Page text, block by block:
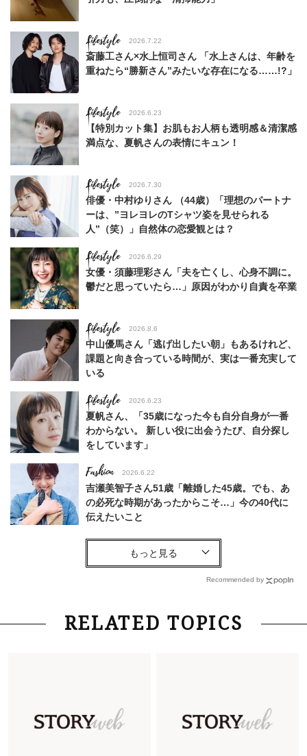
Lifestyle 2026.7.22
斎藤工さん×水上恒司さん 「水上さんは、年齢を
重ねたら“勝新さん”みたいな存在になる……!?」
Lifestyle 2026.6.23
【特別カット集】お肌もお人柄も透明感＆清潔感
満点な、夏帆さんの表情にキュン！
Lifestyle 2026.7.30
俳優・中村ゆりさん （44歳）「理想のパートナ
ーは、”ヨレヨレのTシャツ姿を見せられる
人”（笑）」自然体の恋愛観とは？
Lifestyle 2026.6.29
女優・須藤理彩さん「夫を亡くし、心身不調に。
鬱だと思っていたら…」原因がわかり自責を卒業
Lifestyle 2026.8.6
中山優馬さん「逃げ出したい朝」もあるけれど、
課題と向き合っている時間が、実は一番充実して
いる
Lifestyle 2026.6.23
夏帆さん、「35歳になった今も自分自身が一番
わからない。 新しい役に出会うたび、自分探し
をしています」
Fashion 2026.6.22
吉瀬美智子さん51歳「離婚した45歳。でも、あ
の必死な時期があったからこそ…」今の40代に
伝えたいこと
Fashion
【40代コンサバ派】白Tシャツは「パール×ゴー
Lifestyle 2026.7.29
「お若いですね」は褒め言葉？“若い＝美しい”と
上野千鶴子先生が問い直す“理想の老後”の呪縛
【ジェンダー連載23】
Recommended by
RELATED TOPICS